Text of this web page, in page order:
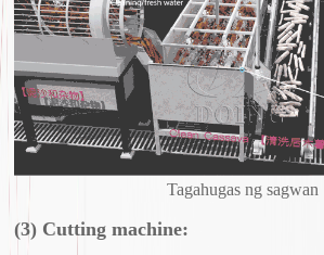
Tagahugas ng sagwan
(3) Cutting machine: